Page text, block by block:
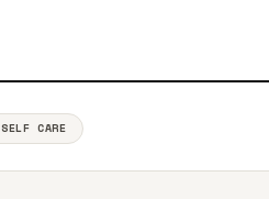
SELF CARE